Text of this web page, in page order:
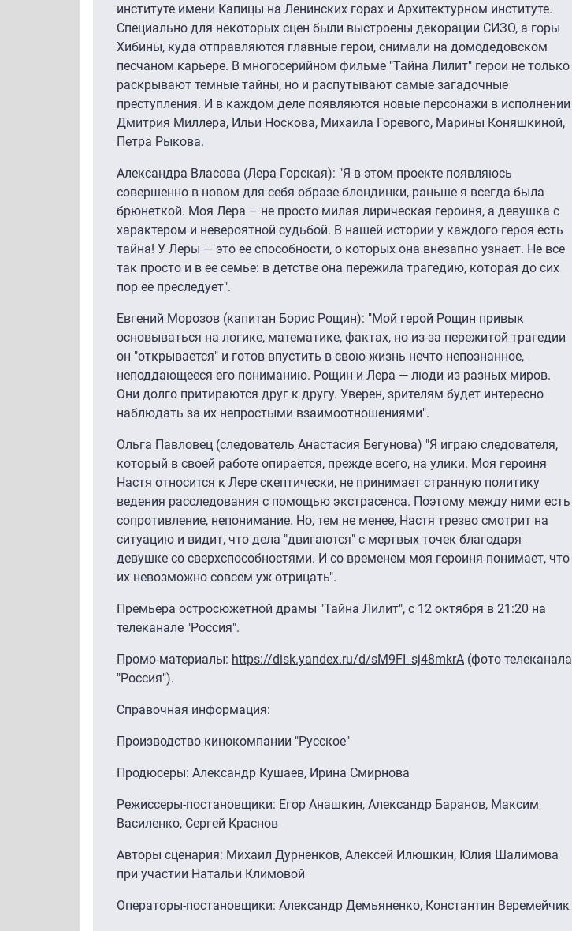
институте имени Капицы на Ленинских горах и Архитектурном институте.
Специально для некоторых сцен были выстроены декорации СИЗО, а горы
Хибины, куда отправляются главные герои, снимали на домодедовском
песчаном карьере. В многосерийном фильме "Тайна Лилит" герои не только
раскрывают темные тайны, но и распутывают самые загадочные
преступления. И в каждом деле появляются новые персонажи в исполнении
Дмитрия Миллера, Ильи Носкова, Михаила Горевого, Марины Коняшкиной,
Петра Рыкова.
Александра Власова (Лера Горская): "Я в этом проекте появляюсь
совершенно в новом для себя образе блондинки, раньше я всегда была
брюнеткой. Моя Лера – не просто милая лирическая героиня, а девушка с
характером и невероятной судьбой. В нашей истории у каждого героя есть
тайна! У Леры — это ее способности, о которых она внезапно узнает. Не все
так просто и в ее семье: в детстве она пережила трагедию, которая до сих
пор ее преследует".
Евгений Морозов (капитан Борис Рощин): "Мой герой Рощин привык
основываться на логике, математике, фактах, но из-за пережитой трагедии
он "открывается" и готов впустить в свою жизнь нечто непознанное,
неподдающееся его пониманию. Рощин и Лера — люди из разных миров.
Они долго притираются друг к другу. Уверен, зрителям будет интересно
наблюдать за их непростыми взаимоотношениями".
Ольга Павловец (следователь Анастасия Бегунова) "Я играю следователя,
который в своей работе опирается, прежде всего, на улики. Моя героиня
Настя относится к Лере скептически, не принимает странную политику
ведения расследования с помощью экстрасенса. Поэтому между ними есть
сопротивление, непонимание. Но, тем не менее, Настя трезво смотрит на
ситуацию и видит, что дела "двигаются" с мертвых точек благодаря
девушке со сверхспособностями. И со временем моя героиня понимает, что
их невозможно совсем уж отрицать".
Премьера остросюжетной драмы "Тайна Лилит", с 12 октября в 21:20 на
телеканале "Россия".
Промо-материалы: https://disk.yandex.ru/d/sM9FI_sj48mkrA (фото телеканала
"Россия").
Справочная информация:
Производство кинокомпании "Русское"
Продюсеры: Александр Кушаев, Ирина Смирнова
Режиссеры-постановщики: Егор Анашкин, Александр Баранов, Максим
Василенко, Сергей Краснов
Авторы сценария: Михаил Дурненков, Алексей Илюшкин, Юлия Шалимова
при участии Натальи Климовой
Операторы-постановщики: Александр Демьяненко, Константин Веремейчик